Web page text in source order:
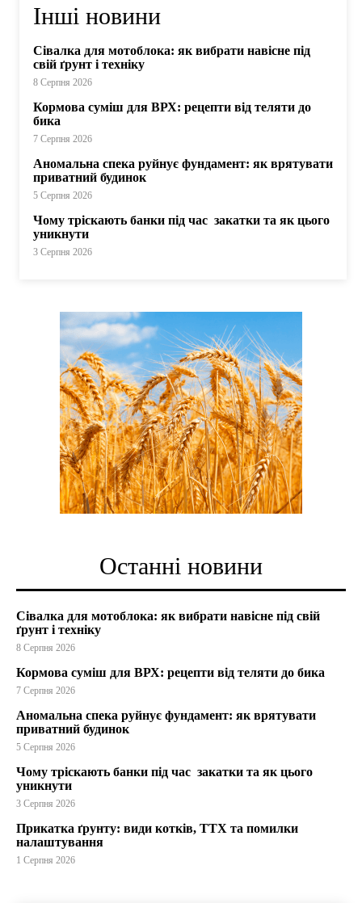
Інші новини
Сівалка для мотоблока: як вибрати навісне під
свій ґрунт і техніку
8 Серпня 2026
Кормова суміш для ВРХ: рецепти від теляти до
бика
7 Серпня 2026
Аномальна спека руйнує фундамент: як врятувати
приватний будинок
5 Серпня 2026
Чому тріскають банки під час закатки та як цього
уникнути
3 Серпня 2026
Останні новини
Сівалка для мотоблока: як вибрати навісне під свій
ґрунт і техніку
8 Серпня 2026
Кормова суміш для ВРХ: рецепти від теляти до бика
7 Серпня 2026
Аномальна спека руйнує фундамент: як врятувати
приватний будинок
5 Серпня 2026
Чому тріскають банки під час закатки та як цього
уникнути
3 Серпня 2026
Прикатка ґрунту: види котків, ТТХ та помилки
налаштування
1 Серпня 2026